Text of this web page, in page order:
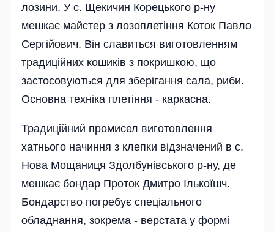
лозини. У с. Щекичин Корецького р-ну
мешкає майстер з лозоплетіння Коток Павло
Сергійович. Він славиться виготовленням
традиційних кошиків з покришкою, що
застосовуються для зберігання сала, риби.
Основна техніка плетіння - каркасна.
Традиційний промисел виготовлення
хатнього начиння з клепки відзначений в с.
Нова Мощаниця Здолбунівського р-ну, де
мешкає бондар Проток Дмитро Ількоїшч.
Бондарство погребує спеціального
обладнання, зокрема - верстата у формі